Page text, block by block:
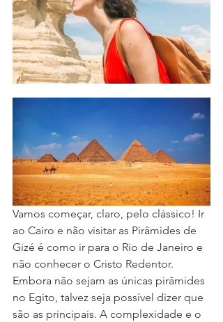
Vamos começar, claro, pelo clássico! Ir
ao Cairo e não visitar as Pirâmides de
Gizé é como ir para o Rio de Janeiro e
não conhecer o Cristo Redentor.
Embora não sejam as únicas pirâmides
no Egito, talvez seja possível dizer que
são as principais. A complexidade e o